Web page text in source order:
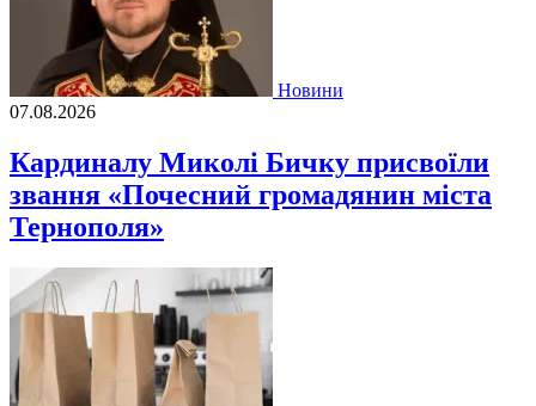
Новини
07.08.2026
Кардиналу Миколі Бичку присвоїли
звання «Почесний громадянин міста
Тернополя»